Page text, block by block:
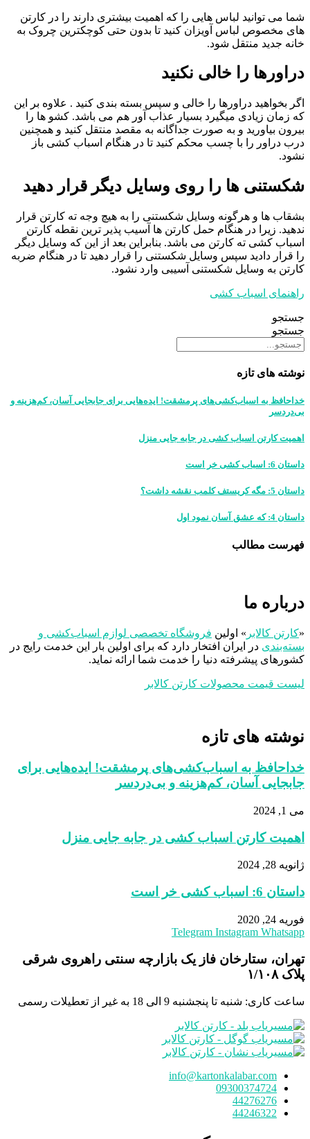
شما می توانید لباس هایی را که اهمیت بیشتری دارند را در کارتن
های مخصوص لباس آویزان کنید تا بدون حتی کوچکترین چروک به
خانه جدید منتقل شود.
دراورها را خالی نکنید
اگر بخواهید دراورها را خالی و سپس بسته بندی کنید . علاوه بر این
که زمان زیادی میگیرد بسیار عذاب آور هم می باشد. کشو ها را
بیرون بیاورید و به صورت جداگانه به مقصد منتقل کنید و همچنین
درب دراور را با چسب محکم کنید تا در هنگام اسباب کشی باز
نشود.
شکستنی ها را روی وسایل دیگر قرار دهید
بشقاب ها و هرگونه وسایل شکستنی را به هیچ وجه ته کارتن قرار
ندهید. زیرا در هنگام حمل کارتن ها آسیب پذیر ترین نقطه کارتن
اسباب کشی ته کارتن می باشد. بنابراین بعد از این که وسایل دیگر
را قرار دادید سپس وسایل شکستنی را قرار دهید تا در هنگام ضربه
کارتن به وسایل شکستنی آسیبی وارد نشود.
راهنمای اسباب کشی
جستجو
جستجو
نوشته های تازه
خداحافظ به اسباب‌کشی‌های پرمشقت! ایده‌هایی برای جابجایی آسان، کم‌هزینه و
بی‌دردسر
اهمیت کارتن‌ اسباب‌ کشی در جابه‌ جایی منزل
داستان 6: اسباب کشی خر است
داستان 5: مگه کریستف کلمب نقشه داشت؟
داستان 4: که عشق آسان نمود اول
فهرست مطالب
درباره ما
«کارتن کالابر » اولین فروشگاه تخصصی لوازم اسباب‌کشی و
بسته‌بندی در ایران افتخار دارد که برای اولین بار این خدمت رایج در
کشورهای پیشرفته دنیا را خدمت شما ارائه نماید.
لیست قیمت محصولات کارتن کالابر
نوشته های تازه
خداحافظ به اسباب‌کشی‌های پرمشقت! ایده‌هایی برای
جابجایی آسان، کم‌هزینه و بی‌دردسر
می 1, 2024
اهمیت کارتن‌ اسباب‌ کشی در جابه‌ جایی منزل
ژانویه 28, 2024
داستان 6: اسباب کشی خر است
فوریه 24, 2020
Telegram Instagram Whatsapp
تهران، ستارخان فاز یک بازارچه سنتی راهروی شرقی
پلاک ١/١٠٨
ساعت کاری: شنبه تا پنجشنبه 9 الی 18 به غیر از تعطیلات رسمی
info@kartonkalabar.com
09300374724
44276276
44246322